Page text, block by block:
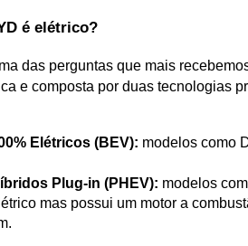
é elétrico?
das perguntas que mais
e composta por duas tecnologias
Elétricos (BEV): modelos como
Plug-in (PHEV): modelos
mas possui um motor a